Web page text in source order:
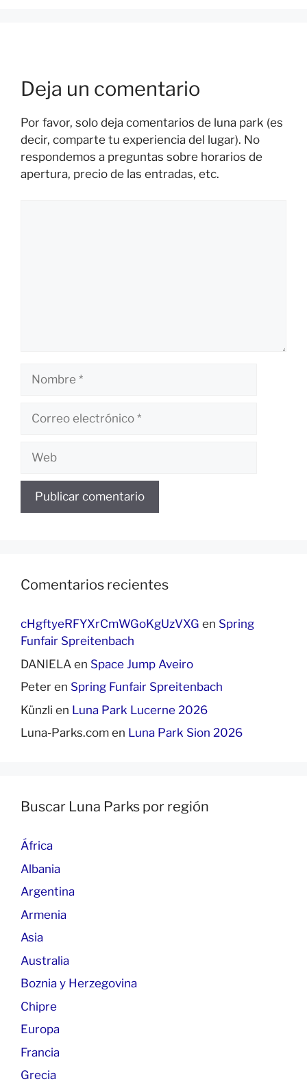
Deja un comentario
Por favor, solo deja comentarios de luna park (es
decir, comparte tu experiencia del lugar). No
respondemos a preguntas sobre horarios de
apertura, precio de las entradas, etc.
Nombre
Correo
Web
Comentarios recientes
cHgftyeRFYXrCmWGoKgUzVXG en Spring
Funfair Spreitenbach
DANIELA en Space Jump Aveiro
Peter en Spring Funfair Spreitenbach
Künzli en Luna Park Lucerne 2026
Luna-Parks.com en Luna Park Sion 2026
Buscar Luna Parks por región
África
Albania
Argentina
Armenia
Asia
Australia
Boznia y Herzegovina
Chipre
Europa
Francia
Grecia